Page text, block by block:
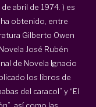
abril de 1974. ) es
obtenido, entre
Gilberto Owen
José Rubén
de Novela Ignacio
los libros de
del caracol” y “El
así como las